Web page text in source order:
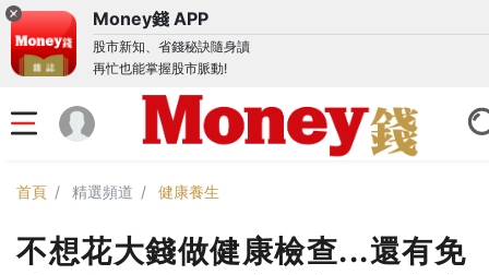
Money錢 APP
股市新知、省錢秘訣隨身讀
再忙也能掌握股市脈動!
首頁 精選頻道 健康養生
不想花大錢做健康檢查...還有免